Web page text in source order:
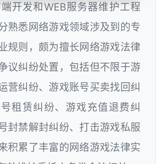
开发和WEB服务器维护工程
熟悉网络游戏领域涉及到的专
规则，颇为擅长网络游戏法律
议纠纷处置，包括但不限于游
营纠纷、游戏账号买卖找回纠
租赁纠纷、游戏充值退费纠
封禁解封纠纷、打击游戏私服
积累了丰富的网络游戏法律实